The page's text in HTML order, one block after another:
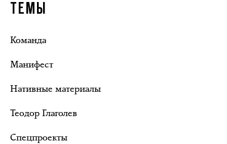
ТЕМЫ
Команда
Манифест
Нативные материалы
Теодор Глаголев
Спецпроекты